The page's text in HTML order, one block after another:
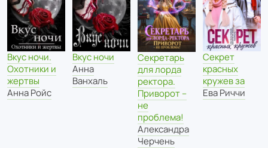
Вкус ночи.
Охотники и
жертвы
Анна Ройс
Вкус ночи
Анна
Ванхаль
Секретарь
для лорда
ректора.
Приворот –
не
проблема!
Александра
Черчень
Секрет
красных
кружев за
Ева Риччи